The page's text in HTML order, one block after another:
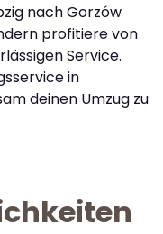
nach Gorzów
profitiere von
Service.
in
deinen Umzug zu